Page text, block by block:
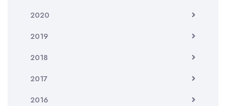
2020
2019
2018
2017
2016